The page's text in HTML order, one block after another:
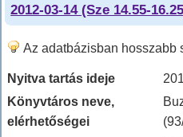
2012-03-14 (Sze 14.55-
Az adatbázisban hosszabb
Nyitva tartás ideje
Könyvtáros neve,
elérhetőségei